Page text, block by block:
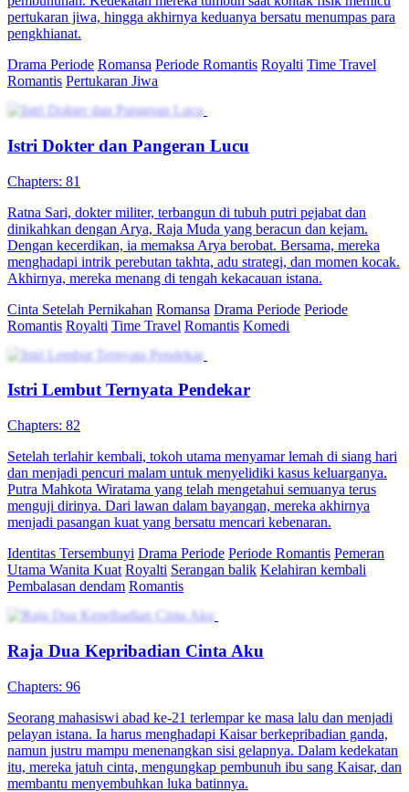
pertukaran jiwa, hingga akhirnya keduanya bersatu menumpas para
pengkhianat.
Drama Periode Romansa Periode Romantis Royalti Time Travel
Romantis Pertukaran Jiwa
Istri Dokter dan Pangeran Lucu
Chapters: 81
Ratna Sari, dokter militer, terbangun di tubuh putri pejabat dan
dinikahkan dengan Arya, Raja Muda yang beracun dan kejam.
Dengan kecerdikan, ia memaksa Arya berobat. Bersama, mereka
menghadapi intrik perebutan takhta, adu strategi, dan momen kocak.
Akhirnya, mereka menang di tengah kekacauan istana.
Cinta Setelah Pernikahan Romansa Drama Periode Periode
Romantis Royalti Time Travel Romantis Komedi
Istri Lembut Ternyata Pendekar
Chapters: 82
Setelah terlahir kembali, tokoh utama menyamar lemah di siang hari
dan menjadi pencuri malam untuk menyelidiki kasus keluarganya.
Putra Mahkota Wiratama yang telah mengetahui semuanya terus
menguji dirinya. Dari lawan dalam bayangan, mereka akhirnya
menjadi pasangan kuat yang bersatu mencari kebenaran.
Identitas Tersembunyi Drama Periode Periode Romantis Pemeran
Utama Wanita Kuat Royalti Serangan balik Kelahiran kembali
Pembalasan dendam Romantis
Raja Dua Kepribadian Cinta Aku
Chapters: 96
Seorang mahasiswi abad ke-21 terlempar ke masa lalu dan menjadi
pelayan istana. Ia harus menghadapi Kaisar berkepribadian ganda,
namun justru mampu menenangkan sisi gelapnya. Dalam kedekatan
itu, mereka jatuh cinta, mengungkap pembunuh ibu sang Kaisar, dan
membantu menyembuhkan luka batinnya.